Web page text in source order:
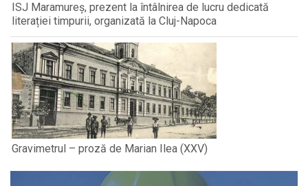
ISJ Maramureș, prezent la întâlnirea de lucru dedicată
literației timpurii, organizată la Cluj-Napoca
Gravimetrul – proză de Marian Ilea (XXV)